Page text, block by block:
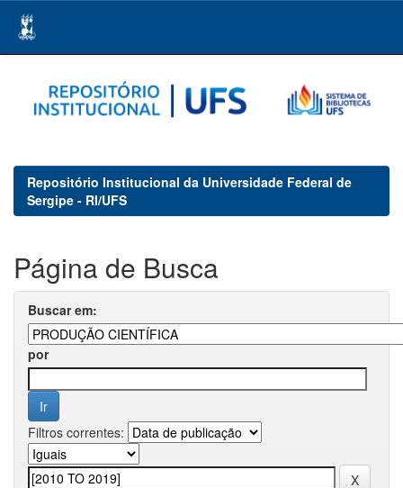
navigation
Repositório Institucional da Universidade Federal de
Sergipe - RI/UFS
Página de Busca
Buscar em:
por
Filtros correntes: